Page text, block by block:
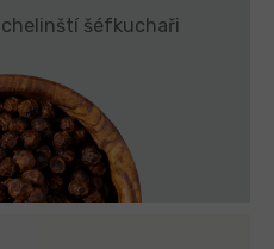
šéfkuchaři